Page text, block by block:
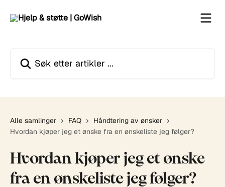
Alle samlinger FAQ
Håndtering av ønsker
Hvordan kjøper jeg et ønske fra en ønskeliste jeg følger?
Hvordan kjøper jeg et ønske
fra en ønskeliste jeg følger?